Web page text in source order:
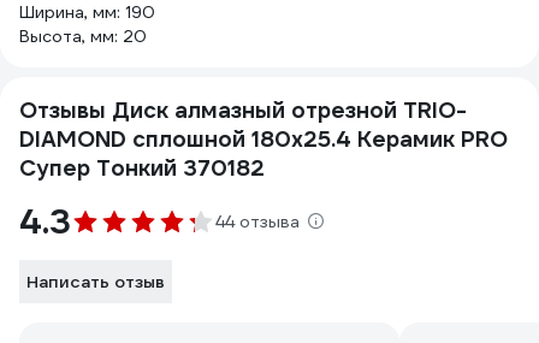
Ширина, мм: 190
Высота, мм: 20
Отзывы Диск алмазный отрезной TRIO-
DIAMOND сплошной 180x25.4 Керамик PRO
Супер Тонкий 370182
4.3 44 отзыва
Написать отзыв